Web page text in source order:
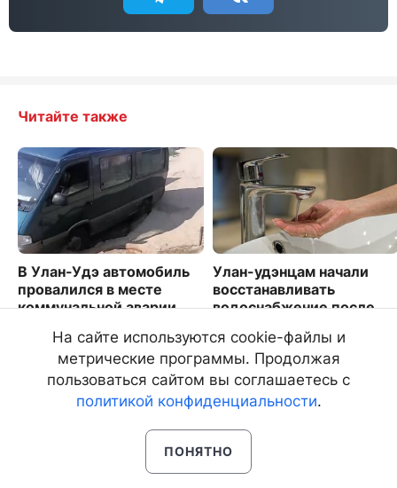
Читайте также
В Улан-Удэ автомобиль
провалился в месте
коммунальной аварии
2934
Улан-удэнцам начали
восстанавливать
водоснабжение после
3923
На сайте используются cookie-файлы и
метрические программы. Продолжая
пользоваться сайтом вы соглашаетесь с
политикой конфиденциальности.
ПОНЯТНО